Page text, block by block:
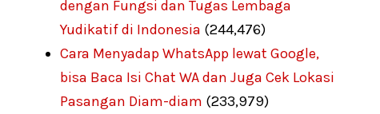
dengan Fungsi dan Tugas Lembaga
Yudikatif di Indonesia (244,476)
Cara Menyadap WhatsApp lewat Google,
bisa Baca Isi Chat WA dan Juga Cek Lokasi
Pasangan Diam-diam (233,979)